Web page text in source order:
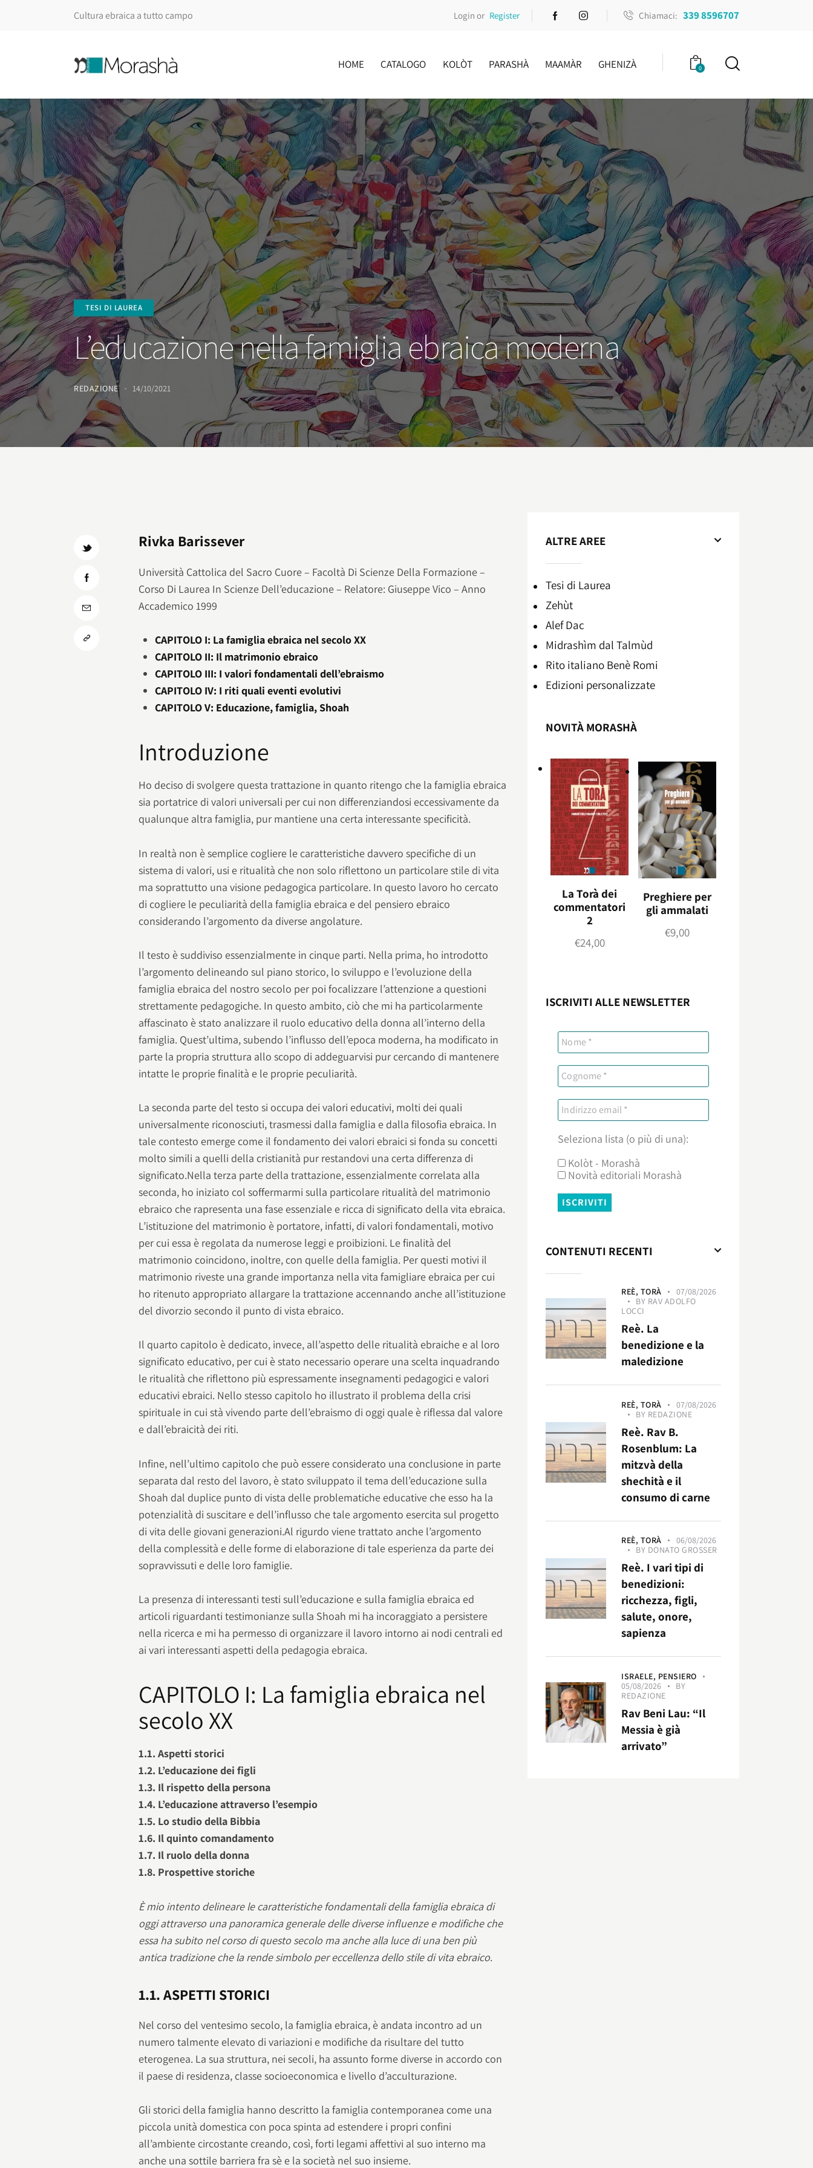
Cultura ebraica a tutto campo Login or Register Chiamaci: 339 8596707
HOME CATALOGO KOLÒT PARASHÀ MAAMÀR GHENIZÀ 0
TESI DI LAUREA
L’educazione nella famiglia ebraica moderna
REDAZIONE 14/10/2021
Rivka Barissever
Università Cattolica del Sacro Cuore – Facoltà Di Scienze Della Formazione –
Corso Di Laurea In Scienze Dell’educazione – Relatore: Giuseppe Vico – Anno
Accademico 1999
CAPITOLO I: La famiglia ebraica nel secolo XX
CAPITOLO II: Il matrimonio ebraico
CAPITOLO III: I valori fondamentali dell’ebraismo
CAPITOLO IV: I riti quali eventi evolutivi
CAPITOLO V: Educazione, famiglia, Shoah
Introduzione
Ho deciso di svolgere questa trattazione in quanto ritengo che la famiglia ebraica
sia portatrice di valori universali per cui non differenziandosi eccessivamente da
qualunque altra famiglia, pur mantiene una certa interessante specificità.
In realtà non è semplice cogliere le caratteristiche davvero specifiche di un
sistema di valori, usi e ritualità che non solo riflettono un particolare stile di vita
ma soprattutto una visione pedagogica particolare. In questo lavoro ho cercato
di cogliere le peculiarità della famiglia ebraica e del pensiero ebraico
considerando l’argomento da diverse angolature.
Il testo è suddiviso essenzialmente in cinque parti. Nella prima, ho introdotto
l’argomento delineando sul piano storico, lo sviluppo e l’evoluzione della
famiglia ebraica del nostro secolo per poi focalizzare l’attenzione a questioni
strettamente pedagogiche. In questo ambito, ciò che mi ha particolarmente
affascinato è stato analizzare il ruolo educativo della donna all’interno della
famiglia. Quest’ultima, subendo l’influsso dell’epoca moderna, ha modificato in
parte la propria struttura allo scopo di addeguarvisi pur cercando di mantenere
intatte le proprie finalità e le proprie peculiarità.
La seconda parte del testo si occupa dei valori educativi, molti dei quali
universalmente riconosciuti, trasmessi dalla famiglia e dalla filosofia ebraica. In
tale contesto emerge come il fondamento dei valori ebraici si fonda su concetti
molto simili a quelli della cristianità pur restandovi una certa differenza di
significato.Nella terza parte della trattazione, essenzialmente correlata alla
seconda, ho iniziato col soffermarmi sulla particolare ritualità del matrimonio
ebraico che rapresenta una fase essenziale e ricca di significato della vita ebraica.
L’istituzione del matrimonio è portatore, infatti, di valori fondamentali, motivo
per cui essa è regolata da numerose leggi e proibizioni. Le finalità del
matrimonio coincidono, inoltre, con quelle della famiglia. Per questi motivi il
matrimonio riveste una grande importanza nella vita famigliare ebraica per cui
ho ritenuto appropriato allargare la trattazione accennando anche all’istituzione
del divorzio secondo il punto di vista ebraico.
Il quarto capitolo è dedicato, invece, all’aspetto delle ritualità ebraiche e al loro
significato educativo, per cui è stato necessario operare una scelta inquadrando
le ritualità che riflettono più espressamente insegnamenti pedagogici e valori
educativi ebraici. Nello stesso capitolo ho illustrato il problema della crisi
spirituale in cui stà vivendo parte dell’ebraismo di oggi quale è riflessa dal valore
e dall’ebraicità dei riti.
Infine, nell’ultimo capitolo che può essere considerato una conclusione in parte
separata dal resto del lavoro, è stato sviluppato il tema dell’educazione sulla
Shoah dal duplice punto di vista delle problematiche educative che esso ha la
potenzialità di suscitare e dell’influsso che tale argomento esercita sul progetto
di vita delle giovani generazioni.Al rigurdo viene trattato anche l’argomento
della complessità e delle forme di elaborazione di tale esperienza da parte dei
sopravvissuti e delle loro famiglie.
La presenza di interessanti testi sull’educazione e sulla famiglia ebraica ed
articoli riguardanti testimonianze sulla Shoah mi ha incoraggiato a persistere
nella ricerca e mi ha permesso di organizzare il lavoro intorno ai nodi centrali ed
ai vari interessanti aspetti della pedagogia ebraica.
CAPITOLO I: La famiglia ebraica nel
secolo XX
1.1. Aspetti storici
1.2. L’educazione dei figli
1.3. Il rispetto della persona
1.4. L’educazione attraverso l’esempio
1.5. Lo studio della Bibbia
1.6. Il quinto comandamento
1.7. Il ruolo della donna
1.8. Prospettive storiche
È mio intento delineare le caratteristiche fondamentali della famiglia ebraica di
oggi attraverso una panoramica generale delle diverse influenze e modifiche che
essa ha subito nel corso di questo secolo ma anche alla luce di una ben più
antica tradizione che la rende simbolo per eccellenza dello stile di vita ebraico.
1.1. ASPETTI STORICI
Nel corso del ventesimo secolo, la famiglia ebraica, è andata incontro ad un
numero talmente elevato di variazioni e modifiche da risultare del tutto
eterogenea. La sua struttura, nei secoli, ha assunto forme diverse in accordo con
il paese di residenza, classe socioeconomica e livello d’acculturazione.
Gli storici della famiglia hanno descritto la famiglia contemporanea come una
piccola unità domestica con poca spinta ad estendere i propri confini
all’ambiente circostante creando, così, forti legami affettivi al suo interno ma
anche una sottile barriera fra sè e la società nel suo insieme.
ALTRE AREE
Tesi di Laurea
Zehùt
Alef Dac
Midrashìm dal Talmùd
Rito italiano Benè Romi​
Edizioni personalizzate
NOVITÀ MORASHÀ
La Torà dei
commentatori
2
€24,00
Preghiere per
gli ammalati
€9,00
ISCRIVITI ALLE NEWSLETTER
Seleziona lista (o più di una):
Kolòt - Morashà
Novità editoriali Morashà
CONTENUTI RECENTI
REÈ, TORÀ
07/08/2026
BY RAV ADOLFO
LOCCI
Reè. La
benedizione e la
maledizione
REÈ, TORÀ
07/08/2026
BY REDAZIONE
Reè. Rav B.
Rosenblum: La
mitzvà della
shechità e il
consumo di carne
REÈ, TORÀ
06/08/2026
BY DONATO GROSSER
Reè. I vari tipi di
benedizioni:
ricchezza, figli,
salute, onore,
sapienza
ISRAELE, PENSIERO
05/08/2026
BY
REDAZIONE
Rav Beni Lau: “Il
Messia è già
arrivato”